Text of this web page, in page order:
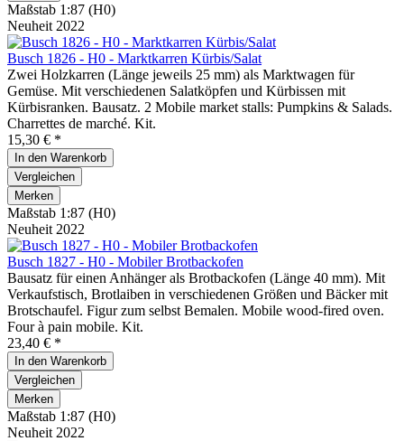
Maßstab 1:87 (H0)
Neuheit 2022
Busch 1826 - H0 - Marktkarren Kürbis/Salat
Zwei Holzkarren (Länge jeweils 25 mm) als Marktwagen für
Gemüse. Mit verschiedenen Salatköpfen und Kürbissen mit
Kürbisranken. Bausatz. 2 Mobile market stalls: Pumpkins & Salads.
Charrettes de marché. Kit.
15,30 € *
In den Warenkorb
Vergleichen
Merken
Maßstab 1:87 (H0)
Neuheit 2022
Busch 1827 - H0 - Mobiler Brotbackofen
Bausatz für einen Anhänger als Brotbackofen (Länge 40 mm). Mit
Verkaufstisch, Brotlaiben in verschiedenen Größen und Bäcker mit
Brotschaufel. Figur zum selbst Bemalen. Mobile wood-fired oven.
Four à pain mobile. Kit.
23,40 € *
In den Warenkorb
Vergleichen
Merken
Maßstab 1:87 (H0)
Neuheit 2022